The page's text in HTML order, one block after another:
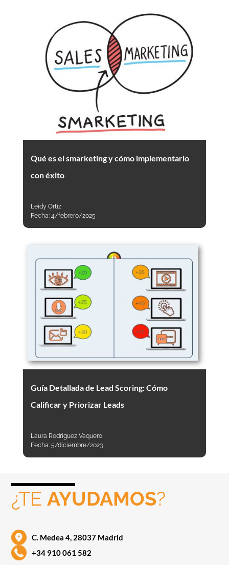
Qué es el smarketing y cómo implementarlo
con éxito
Leidy Ortiz
Fecha: 4/febrero/2025
Guía Detallada de Lead Scoring: Cómo
Calificar y Priorizar Leads
Laura Rodríguez Vaquero
Fecha: 5/diciembre/2023
¿TEAYUDAMOS?
C. Medea 4, 28037 Madrid
+34 910 061 582